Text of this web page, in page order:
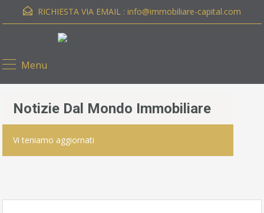
RICHIESTA VIA EMAIL : info@immobiliare-capital.com
Menu
Notizie Dal Mondo Immobiliare
Vi teniamo aggiornati